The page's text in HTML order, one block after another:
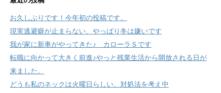
お久しぶりです！今年初の投稿です。
現実逃避癖が止まらない、やっぱり冬は嫌いです
我が家に新車がやってきた♪ カローラＳです
転職に向かって大きく前進♪やっと残業生活から開放される日が
来ました。
どうも私のネックは火曜日らしい、対処法を考え中